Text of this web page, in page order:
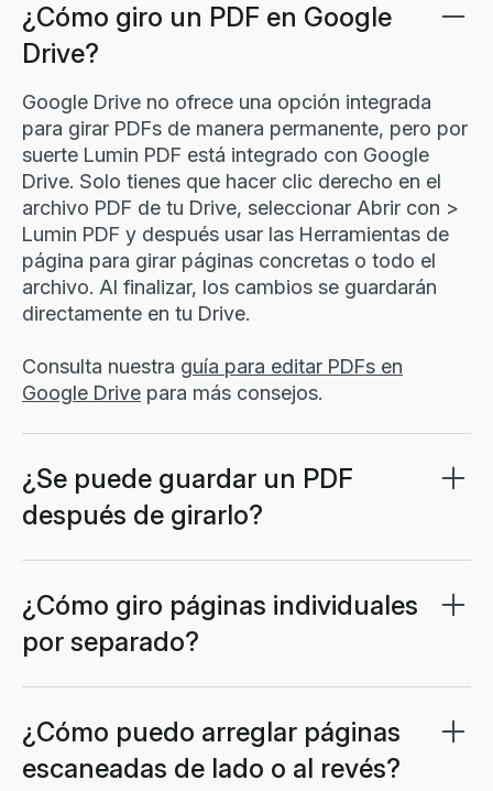
¿Cómo giro un PDF en Google
Drive?
Google Drive no ofrece una opción integrada
para girar PDFs de manera permanente, pero por
suerte Lumin PDF está integrado con Google
Drive. Solo tienes que hacer clic derecho en el
archivo PDF de tu Drive, seleccionar Abrir con >
Lumin PDF y después usar las Herramientas de
página para girar páginas concretas o todo el
archivo. Al finalizar, los cambios se guardarán
directamente en tu Drive.
Consulta nuestra guía para editar PDFs en
Google Drive para más consejos.
¿Se puede guardar un PDF
después de girarlo?
archivo. La orientación girada queda permanente
en el PDF guardado, así que el documento se
verá correctamente sin importar dónde se abra o
¿Cómo giro páginas individuales
por separado?
completo. Usa nuestro control de selección de
página para personalizar el giro de las páginas
problemáticas y dejar intactas las que ya están
¿Cómo puedo arreglar páginas
escaneadas de lado o al revés?